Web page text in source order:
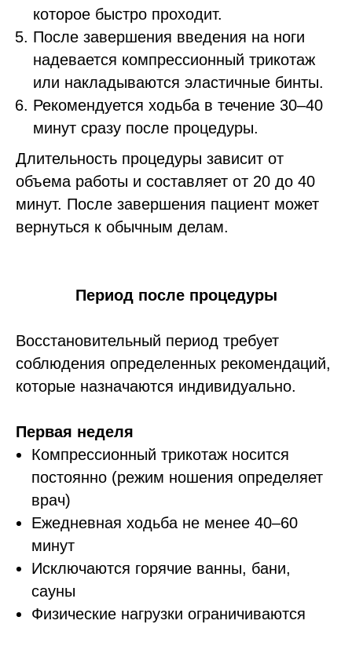
которое быстро проходит.
После завершения введения на ноги
надевается компрессионный трикотаж
или накладываются эластичные бинты.
Рекомендуется ходьба в течение 30–40
минут сразу после процедуры.
Длительность процедуры зависит от
объема работы и составляет от 20 до 40
минут. После завершения пациент может
вернуться к обычным делам.
Период после процедуры
Восстановительный период требует
соблюдения определенных рекомендаций,
которые назначаются индивидуально.
Первая неделя
Компрессионный трикотаж носится
постоянно (режим ношения определяет
врач)
Ежедневная ходьба не менее 40–60
минут
Исключаются горячие ванны, бани,
сауны
Физические нагрузки ограничиваются